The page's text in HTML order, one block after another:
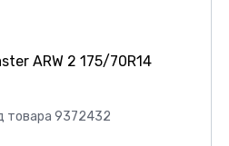
ARW 2 175/70R14
товара 9372432